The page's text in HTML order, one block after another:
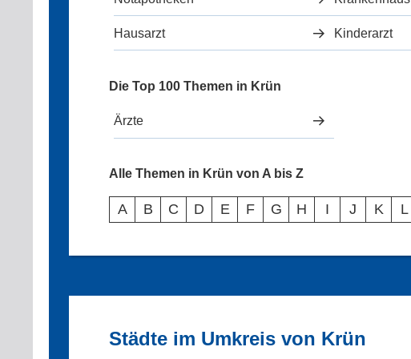
Hausarzt Kinderarzt
Die Top 100 Themen in Krün
Ärzte
Alle Themen in Krün von A bis Z
A B C D E F G H I J K L
Städte im Umkreis von Krün